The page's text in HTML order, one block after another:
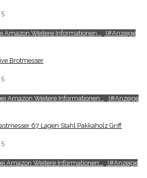
Amazon Weitere Informationen...
Brotmesser
Amazon Weitere Informationen...
67 Lagen Stahl Pakkaholz Griff
Amazon Weitere Informationen...